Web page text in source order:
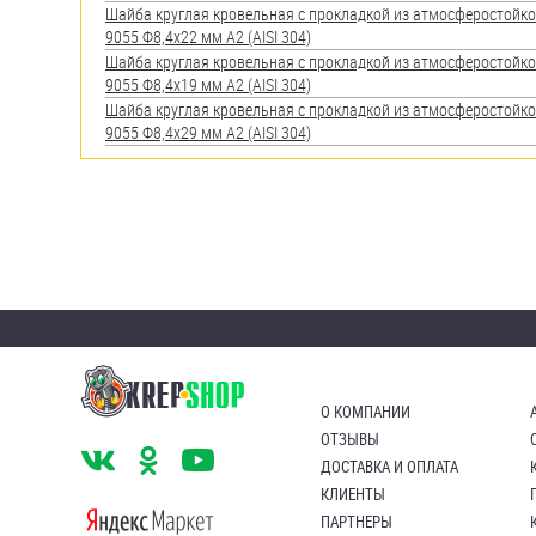
Пробки
Саморезы и шурупы
Шпильки
Штифты и пальцы
Шайба круглая кровельная с прокладкой из
9055 Ф8,4х22 мм А2 (AISI 304)
Шайба круглая кровельная с прокладкой из
9055 Ф8,4х19 мм А2 (AISI 304)
Шайба круглая кровельная с прокладкой из
9055 Ф8,4х29 мм А2 (AISI 304)
О КОМПАНИИ
ОТЗЫВЫ
ДОСТАВКА И ОПЛАТА
КЛИЕНТЫ
ПАРТНЕРЫ